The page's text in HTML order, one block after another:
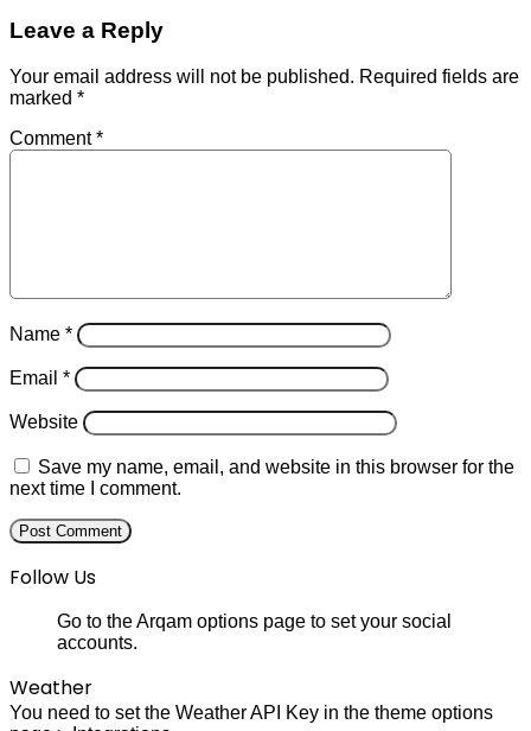
Leave a Reply
Your email address will not be published. Required fields are
marked *
Comment*
Name *
Email *
Website
Save my name, email, and website in this browser for the
next time I comment.
Follow Us
Go to the Arqam options page to set your social
accounts.
Weather
You need to set the Weather API Key in the theme options